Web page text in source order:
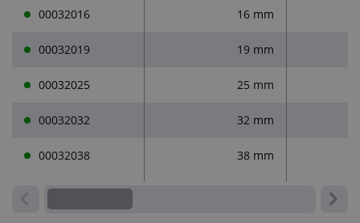
00032016 16 mm
00032019 19 mm
00032025 25 mm
00032032 32 mm
00032038 38 mm